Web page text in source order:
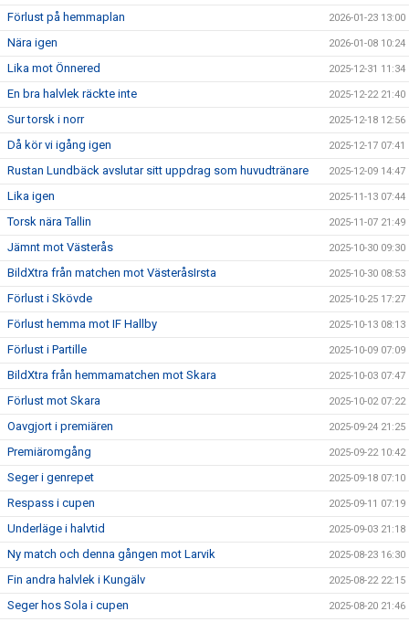
Förlust på hemmaplan 2026-01-23 13:00
Nära igen 2026-01-08 10:24
Lika mot Önnered 2025-12-31 11:34
En bra halvlek räckte inte 2025-12-22 21:40
Sur torsk i norr 2025-12-18 12:56
Då kör vi igång igen 2025-12-17 07:41
Rustan Lundbäck avslutar sitt uppdrag som huvudtränare 2025-12-09 14:47
Lika igen 2025-11-13 07:44
Torsk nära Tallin 2025-11-07 21:49
Jämnt mot Västerås 2025-10-30 09:30
BildXtra från matchen mot VästeråsIrsta 2025-10-30 08:53
Förlust i Skövde 2025-10-25 17:27
Förlust hemma mot IF Hallby 2025-10-13 08:13
Förlust i Partille 2025-10-09 07:09
BildXtra från hemmamatchen mot Skara 2025-10-03 07:47
Förlust mot Skara 2025-10-02 07:22
Oavgjort i premiären 2025-09-24 21:25
Premiäromgång 2025-09-22 10:42
Seger i genrepet 2025-09-18 07:10
Respass i cupen 2025-09-11 07:19
Underläge i halvtid 2025-09-03 21:18
Ny match och denna gången mot Larvik 2025-08-23 16:30
Fin andra halvlek i Kungälv 2025-08-22 22:15
Seger hos Sola i cupen 2025-08-20 21:46